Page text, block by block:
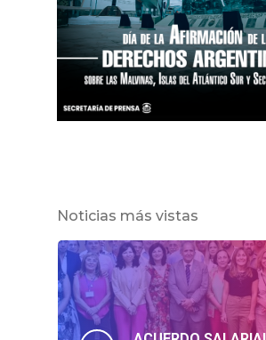
Noticias más vistas